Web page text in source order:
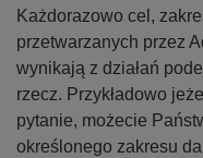
Każdorazowo cel,
przetwarzanych przez
wynikają z działań
rzecz. Przykładowo
pytanie, możecie
określonego zakresu